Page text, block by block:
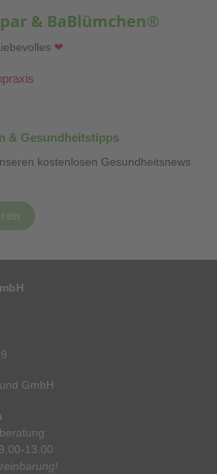
& BaBlümchen®
❤
& Gesundheitstipps
kostenlosen Gesundheitsnews
GmbH
13.00